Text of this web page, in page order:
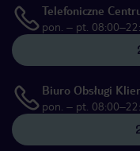
Telefoniczne
pon. – pt.
Biuro Obsługi
pon. – pt.